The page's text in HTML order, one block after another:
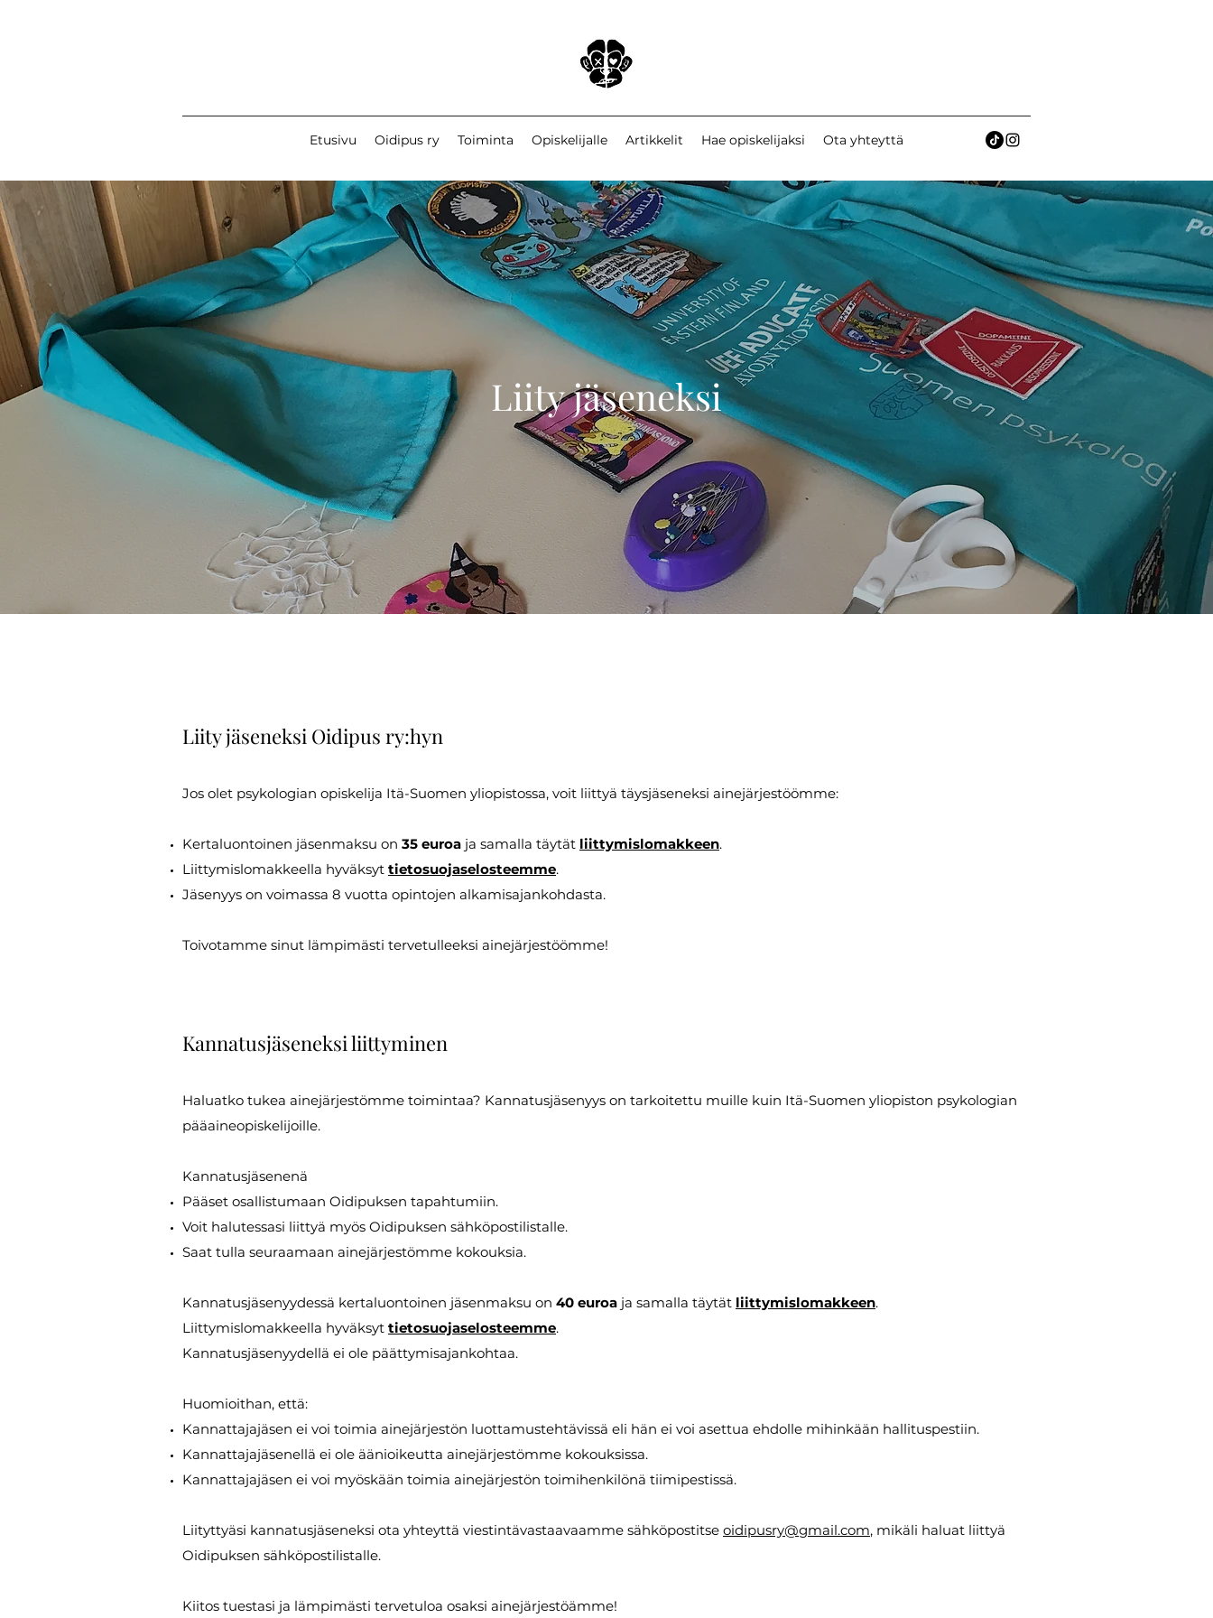
Etusivu Oidipus ry Toiminta Opiskelijalle Artikkelit Hae opiskelijaksi Ota yhteyttä
Liity jäseneksi
Liity jäseneksi Oidipus ry:hyn
Jos olet psykologian opiskelija Itä-Suomen yliopistossa, voit liittyä täysjäseneksi ainejärjestöömme:
Kertaluontoinen jäsenmaksu on 35 euroa ja samalla täytät liittymislomakkeen.
Liittymislomakkeella hyväksyt tietosuojaselosteemme.
Jäsenyys on voimassa 8 vuotta opintojen alkamisajankohdasta.
Toivotamme sinut lämpimästi tervetulleeksi ainejärjestöömme!
Kannatusjäseneksi liittyminen
Haluatko tukea ainejärjestömme toimintaa? Kannatusjäsenyys on tarkoitettu muille kuin Itä-Suomen yliopiston psykologian
pääaineopiskelijoille.
Kannatusjäsenenä
Pääset osallistumaan Oidipuksen tapahtumiin.
Voit halutessasi liittyä myös Oidipuksen sähköpostilistalle.
Saat tulla seuraamaan ainejärjestömme kokouksia.
Kannatusjäsenyydessä kertaluontoinen jäsenmaksu on 40 euroa ja samalla täytät liittymislomakkeen.
Liittymislomakkeella hyväksyt tietosuojaselosteemme.
Kannatusjäsenyydellä ei ole päättymisajankohtaa.
Huomioithan, että:
Kannattajajäsen ei voi toimia ainejärjestön luottamustehtävissä eli hän ei voi asettua ehdolle mihinkään hallituspestiin.
Kannattajajäsenellä ei ole äänioikeutta ainejärjestömme kokouksissa.
Kannattajajäsen ei voi myöskään toimia ainejärjestön toimihenkilönä tiimipestissä.
Liityttyäsi kannatusjäseneksi ota yhteyttä viestintävastaavaamme sähköpostitse oidipusry@gmail.com, mikäli haluat liittyä
Oidipuksen sähköpostilistalle.
Kiitos tuestasi ja lämpimästi tervetuloa osaksi ainejärjestöämme!